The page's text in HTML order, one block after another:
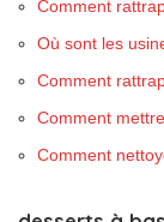
Comment
Où sont les
Comment
Comment
Comment